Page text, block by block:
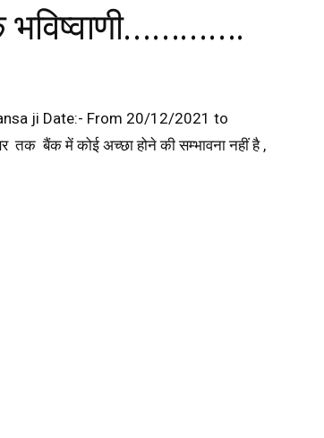
भविष्वाणी………….
ji Date:- From 20/12/2021 to
बैंक में कोई अच्छा होने की सम्भावना नहीं है ,